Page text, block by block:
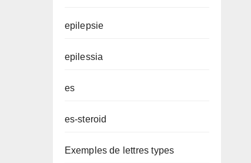
epilepsie
epilessia
es
es-steroid
Exemples de lettres types